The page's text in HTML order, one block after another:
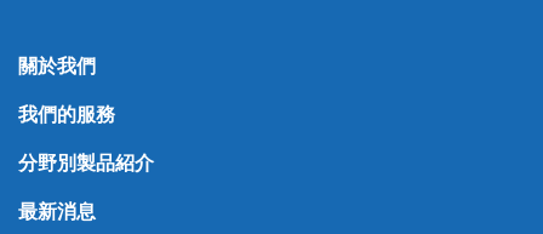
關於我們
我們的服務
分野別製品紹介
最新消息